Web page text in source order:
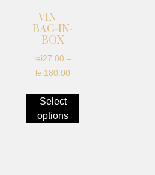
VIN—
BAG-IN-
BOX
lei27.00 –
lei180.00
Select
options